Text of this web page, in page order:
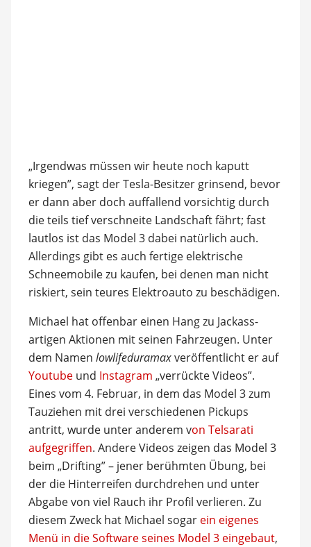
„Irgendwas müssen wir heute noch kaputt
kriegen”, sagt der Tesla-Besitzer grinsend, bevor
er dann aber doch auffallend vorsichtig durch
die teils tief verschneite Landschaft fährt; fast
lautlos ist das Model 3 dabei natürlich auch.
Allerdings gibt es auch fertige elektrische
Schneemobile zu kaufen, bei denen man nicht
riskiert, sein teures Elektroauto zu beschädigen.
Michael hat offenbar einen Hang zu Jackass-
artigen Aktionen mit seinen Fahrzeugen. Unter
dem Namen lowlifeduramaxveröffentlicht er auf
Youtubeund Instagram „verrückte Videos”.
Eines vom 4. Februar, in dem das Model 3 zum
Tauziehen mit drei verschiedenen Pickups
antritt, wurde unter anderem von Telsarati
aufgegriffen. Andere Videos zeigen das Model 3
beim „Drifting” – jener berühmten Übung, bei
der die Hinterreifen durchdrehen und unter
Abgabe von viel Rauch ihr Profil verlieren. Zu
diesem Zweck hat Michael sogar ein eigenes
Menü in die Software seines Model 3 eingebaut,